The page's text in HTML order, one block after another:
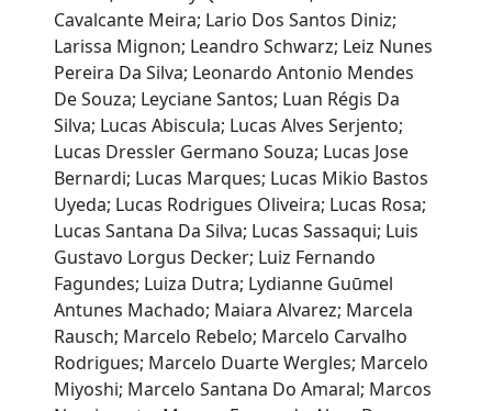
Cavalcante Meira; Lario Dos Santos Diniz;
Larissa Mignon; Leandro Schwarz; Leiz Nunes
Pereira Da Silva; Leonardo Antonio Mendes
De Souza; Leyciane Santos; Luan Régis Da
Silva; Lucas Abiscula; Lucas Alves Serjento;
Lucas Dressler Germano Souza; Lucas Jose
Bernardi; Lucas Marques; Lucas Mikio Bastos
Uyeda; Lucas Rodrigues Oliveira; Lucas Rosa;
Lucas Santana Da Silva; Lucas Sassaqui; Luis
Gustavo Lorgus Decker; Luiz Fernando
Fagundes; Luiza Dutra; Lydianne Guūmel
Antunes Machado; Maiara Alvarez; Marcela
Rausch; Marcelo Rebelo; Marcelo Carvalho
Rodrigues; Marcelo Duarte Wergles; Marcelo
Miyoshi; Marcelo Santana Do Amaral; Marcos